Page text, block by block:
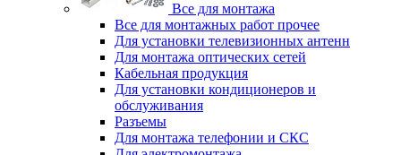
Все для монтажа
Все для монтажных работ прочее
Для установки телевизионных антенн
Для монтажа оптических сетей
Кабельная продукция
Для установки кондиционеров и
обслуживания
Разъемы
Для монтажа телефонии и СКС